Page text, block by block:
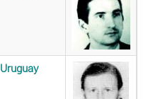
Uruguay